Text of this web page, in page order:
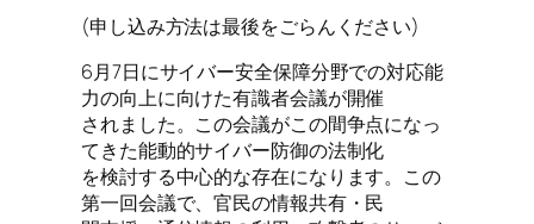
(申し込み方法は最後をごらんください)
6月7日にサイバー安全保障分野での対応能
力の向上に向けた有識者会議が開催
されました。この会議がこの間争点になっ
てきた能動的サイバー防御の法制化
を検討する中心的な存在になります。この
第一回会議で、官民の情報共有・民